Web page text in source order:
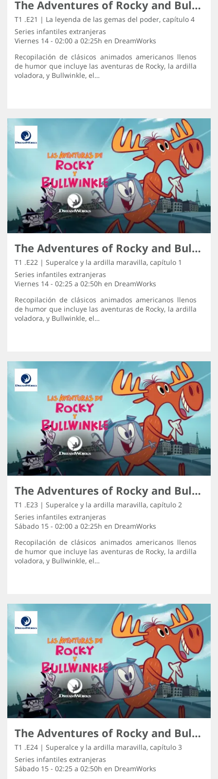
The Adventures of Rocky and Bullwinkle
T1 .E21 | La leyenda de las gemas del poder, capítulo 4
Series infantiles extranjeras
Viernes 14 - 02:00 a 02:25h en DreamWorks
Recopilación de clásicos animados americanos llenos
de humor que incluye las aventuras de Rocky, la ardilla
voladora, y Bullwinkle, el…
The Adventures of Rocky and Bullwinkle
T1 .E22 | Superalce y la ardilla maravilla, capítulo 1
Series infantiles extranjeras
Viernes 14 - 02:25 a 02:50h en DreamWorks
Recopilación de clásicos animados americanos llenos
de humor que incluye las aventuras de Rocky, la ardilla
voladora, y Bullwinkle, el…
The Adventures of Rocky and Bullwinkle
T1 .E23 | Superalce y la ardilla maravilla, capítulo 2
Series infantiles extranjeras
Sábado 15 - 02:00 a 02:25h en DreamWorks
Recopilación de clásicos animados americanos llenos
de humor que incluye las aventuras de Rocky, la ardilla
voladora, y Bullwinkle, el…
The Adventures of Rocky and Bullwinkle
T1 .E24 | Superalce y la ardilla maravilla, capítulo 3
Series infantiles extranjeras
Sábado 15 - 02:25 a 02:50h en DreamWorks